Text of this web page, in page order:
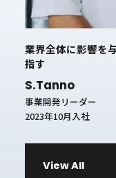
業界全体に影響を
指す
S.Tanno
事業開発リーダー
2023年10月入社
View All